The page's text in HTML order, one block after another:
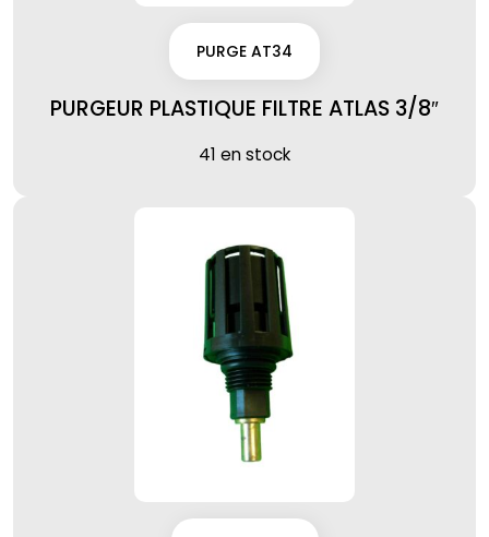
PURGE AT34
PURGEUR PLASTIQUE FILTRE ATLAS 3/8″
41 en stock